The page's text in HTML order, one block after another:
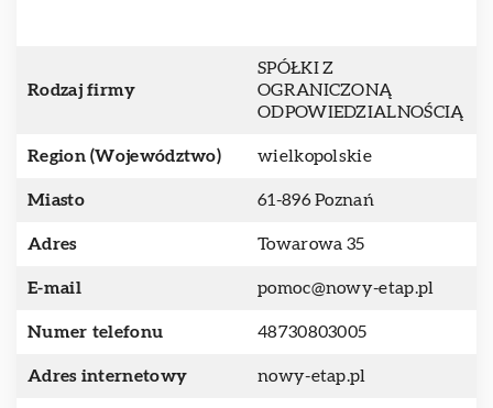
Rodzaj firmy
SPÓŁKI Z
OGRANICZONĄ
ODPOWIEDZIALNOŚCIĄ
Region (Województwo) wielkopolskie
Miasto 61-896 Poznań
Adres Towarowa 35
E-mail pomoc@nowy-etap.pl
Numer telefonu 48730803005
Adres internetowy nowy-etap.pl